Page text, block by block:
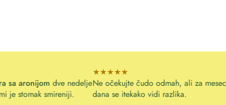
nedeljeNe očekujte čudo odmah, ali za mesec
dana se itekako vidi razlika.
Ne
mokrenja.